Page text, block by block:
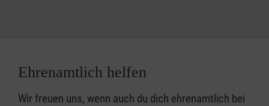
Ehrenamtlich helfen
Wir freuen uns, wenn auch du dich ehrenamtlich bei